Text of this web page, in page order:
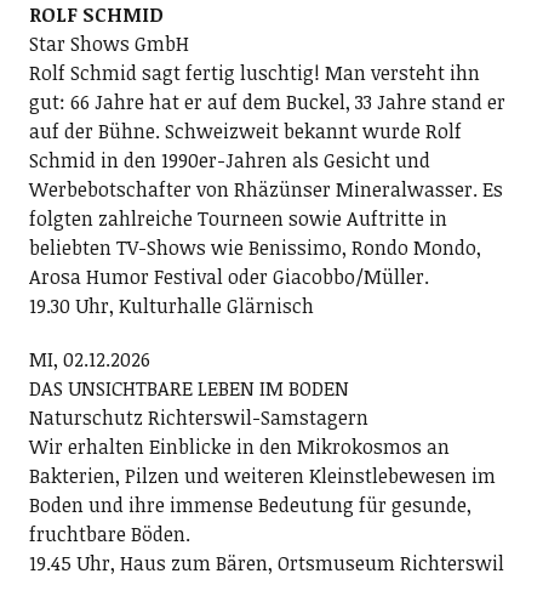
ROLF SCHMID
Star Shows GmbH
Rolf Schmid sagt fertig luschtig! Man versteht ihn
gut: 66 Jahre hat er auf dem Buckel, 33 Jahre stand er
auf der Bühne. Schweizweit bekannt wurde Rolf
Schmid in den 1990er-Jahren als Gesicht und
Werbebotschafter von Rhäzünser Mineralwasser. Es
folgten zahlreiche Tourneen sowie Auftritte in
beliebten TV-Shows wie Benissimo, Rondo Mondo,
Arosa Humor Festival oder Giacobbo/Müller.
19.30 Uhr, Kulturhalle Glärnisch
MI, 02.12.2026
DAS UNSICHTBARE LEBEN IM BODEN
Naturschutz Richterswil-Samstagern
Wir erhalten Einblicke in den Mikrokosmos an
Bakterien, Pilzen und weiteren Kleinstlebewesen im
Boden und ihre immense Bedeutung für gesunde,
fruchtbare Böden.
19.45 Uhr, Haus zum Bären, Ortsmuseum Richterswil